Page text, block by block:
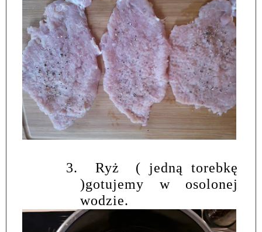
3.
Ryż ( jedną torebkę
)gotujemy w osolonej
wodzie.